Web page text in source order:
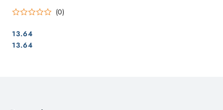
(0)
Cena:
13.64
Cena:
13.64